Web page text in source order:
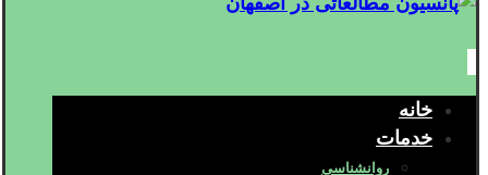
خانه
خدمات
روانشناسی